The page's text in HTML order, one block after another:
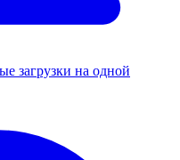
загрузки на одной